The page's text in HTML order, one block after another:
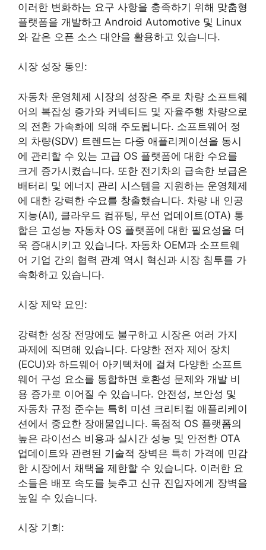
이러한 변화하는 요구 사항을 충족하기 위해 맞춤형
플랫폼을 개발하고 Android Automotive 및 Linux
와 같은 오픈 소스 대안을 활용하고 있습니다.
시장 성장 동인:
자동차 운영체제 시장의 성장은 주로 차량 소프트웨
어의 복잡성 증가와 커넥티드 및 자율주행 차량으로
의 전환 가속화에 의해 주도됩니다. 소프트웨어 정
의 차량(SDV) 트렌드는 다중 애플리케이션을 동시
에 관리할 수 있는 고급 OS 플랫폼에 대한 수요를
크게 증가시켰습니다. 또한 전기차의 급속한 보급은
배터리 및 에너지 관리 시스템을 지원하는 운영체제
에 대한 강력한 수요를 창출했습니다. 차량 내 인공
지능(AI), 클라우드 컴퓨팅, 무선 업데이트(OTA) 통
합은 고성능 자동차 OS 플랫폼에 대한 필요성을 더
욱 증대시키고 있습니다. 자동차 OEM과 소프트웨
어 기업 간의 협력 관계 역시 혁신과 시장 침투를 가
속화하고 있습니다.
시장 제약 요인:
강력한 성장 전망에도 불구하고 시장은 여러 가지
과제에 직면해 있습니다. 다양한 전자 제어 장치
(ECU)와 하드웨어 아키텍처에 걸쳐 다양한 소프트
웨어 구성 요소를 통합하면 호환성 문제와 개발 비
용 증가로 이어질 수 있습니다. 안전성, 보안성 및
자동차 규정 준수는 특히 미션 크리티컬 애플리케이
션에서 중요한 장애물입니다. 독점적 OS 플랫폼의
높은 라이선스 비용과 실시간 성능 및 안전한 OTA
업데이트와 관련된 기술적 장벽은 특히 가격에 민감
한 시장에서 채택을 제한할 수 있습니다. 이러한 요
소들은 배포 속도를 늦추고 신규 진입자에게 장벽을
높일 수 있습니다.
시장 기회: